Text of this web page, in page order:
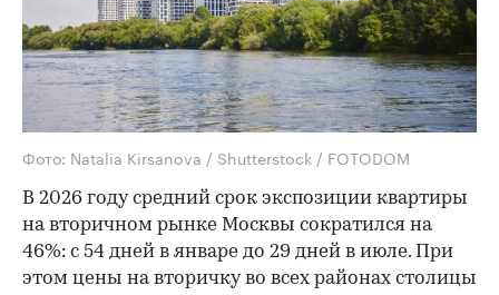
Фото: Natalia Kirsanova / Shutterstock / FOTODOM
В 2026 году средний срок экспозиции квартиры
на вторичном рынке Москвы сократился на
46%: с 54 дней в январе до 29 дней в июле. При
этом цены на вторичку во всех районах столицы